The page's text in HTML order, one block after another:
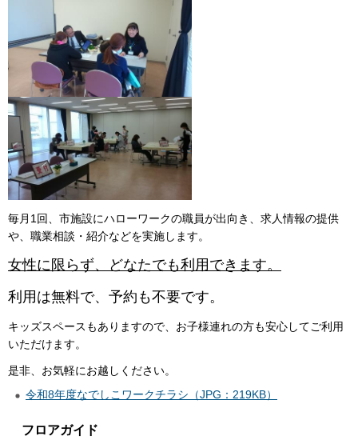
毎月1回、市施設にハローワークの職員が出向き、求人情報の提供
や、職業相談・紹介などを実施します。
女性に限らず、どなたでも利用できます。
利用は無料で、予約も不要です。
キッズスペースもありますので、お子様連れの方も安心してご利用
いただけます。
是非、お気軽にお越しください。
令和8年度なでしこワークチラシ（JPG：219KB）
フロアガイド